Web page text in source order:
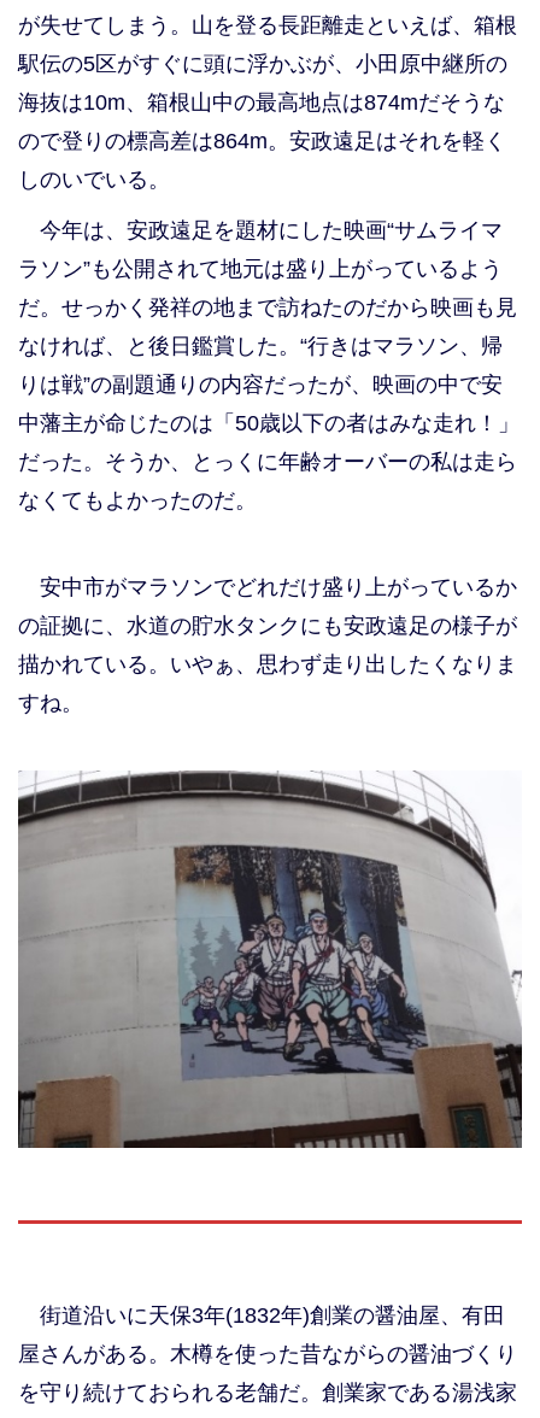
が失せてしまう。山を登る長距離走といえば、箱根
駅伝の5区がすぐに頭に浮かぶが、小田原中継所の
海抜は10m、箱根山中の最高地点は874mだそうな
ので登りの標高差は864m。安政遠足はそれを軽く
しのいでいる。
今年は、安政遠足を題材にした映画“サムライマ
ラソン”も公開されて地元は盛り上がっているよう
だ。せっかく発祥の地まで訪ねたのだから映画も見
なければ、と後日鑑賞した。“行きはマラソン、帰
りは戦”の副題通りの内容だったが、映画の中で安
中藩主が命じたのは「50歳以下の者はみな走れ！」
だった。そうか、とっくに年齢オーバーの私は走ら
なくてもよかったのだ。
安中市がマラソンでどれだけ盛り上がっているか
の証拠に、水道の貯水タンクにも安政遠足の様子が
描かれている。いやぁ、思わず走り出したくなりま
すね。
街道沿いに天保3年(1832年)創業の醤油屋、有田
屋さんがある。木樽を使った昔ながらの醤油づくり
を守り続けておられる老舗だ。創業家である湯浅家